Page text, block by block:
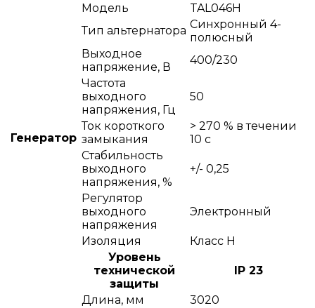
Генератор
Модель
TAL046H
Тип альтернатора Синхронный 4-
полюсный
Выходное
напряжение, В
400/230
Частота
выходного
напряжения, Гц
50
Ток короткого
замыкания
> 270 % в течении
10 с
Стабильность
выходного
напряжения, %
+/- 0,25
Регулятор
выходного
напряжения
Электронный
Изоляция
Класс Н
Уровень
технической
защиты
IP 23
Длина, мм
3020